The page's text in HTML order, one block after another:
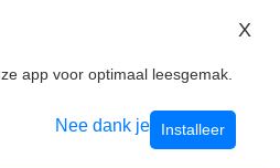
app voor optimaal leesgemak.
Nee dank je Installeer
X